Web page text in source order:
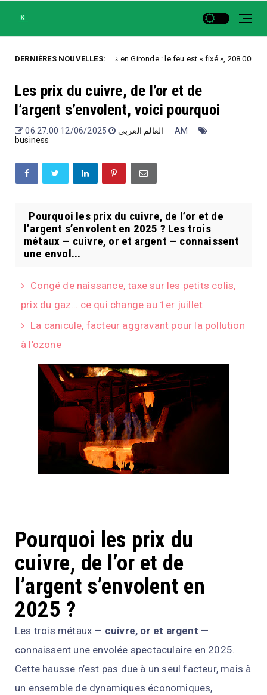
DERNIÈRES NOUVELLES:
Incendies en Gironde : le feu est « fixé », 208.000 évacués ont
Les prix du cuivre, de l’or et de
l’argent s’envolent, voici pourquoi
العالم العربي
12/06/2025 06:27:00 AM
business
Pourquoi les prix du cuivre, de l’or et de
l’argent s’envolent en 2025 ? Les trois
métaux — cuivre, or et argent — connaissent
une envol...
Congé de naissance, taxe sur les petits colis,
prix du gaz… ce qui change au 1er juillet
La canicule, facteur aggravant pour la pollution
à l'ozone
Pourquoi les prix du
cuivre, de l’or et de
l’argent s’envolent en
2025 ?
Les trois métaux — cuivre, or et argent —
connaissent une envolée spectaculaire en 2025.
Cette hausse n’est pas due à un seul facteur, mais à
un ensemble de dynamiques économiques,